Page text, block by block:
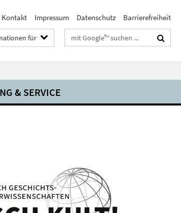
Kontakt Impressum Datenschutz Barrierefreiheit
für Suchbegriffe
& SERVICE